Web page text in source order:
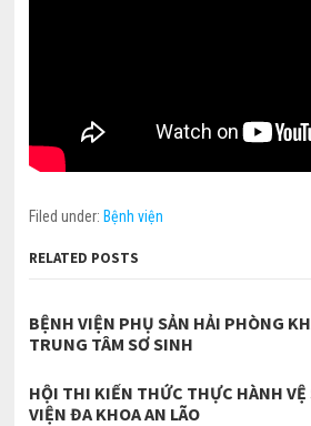
Filed under: Bệnh viện
RELATED POSTS
BỆNH VIỆN PHỤ SẢN HẢI PHÒNG
TRUNG TÂM SƠ SINH
HỘI THI KIẾN THỨC THỰC HÀNH VỆ
VIỆN ĐA KHOA AN LÃO